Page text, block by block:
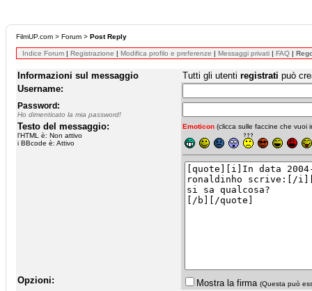
FilmUP.com > Forum > Post Reply
Indice Forum | Registrazione | Modifica profilo e preferenze | Messaggi privati | FAQ |
Informazioni sul messaggio Tutti gli utenti registrati può
Username:
Password:
Ho dimenticato la mia password!
Testo del messaggio:
l'HTML è: Non attivo
i BBcode è: Attivo
Emoticon (clicca sulle faccine che vuoi
Opzioni: Mostra la firma (Questa può